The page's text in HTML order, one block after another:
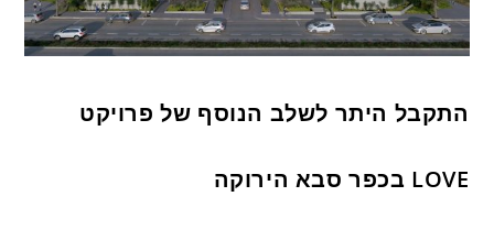
התקבל היתר לשלב הנוסף של פרויקט
LOVE בכפר סבא הירוקה